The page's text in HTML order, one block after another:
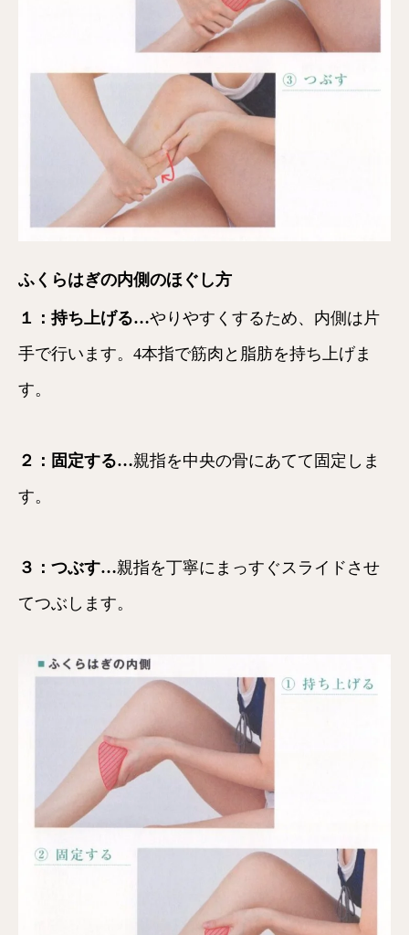
ふくらはぎの内側のほぐし方
１：持ち上げる…やりやすくするため、内側は片
手で行います。4本指で筋肉と脂肪を持ち上げま
す。
２：固定する…親指を中央の骨にあてて固定しま
す。
３：つぶす…親指を丁寧にまっすぐスライドさせ
てつぶします。